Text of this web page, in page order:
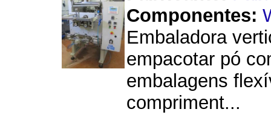
Componentes:
Embaladora
empacotar pó
embalagens
compriment...